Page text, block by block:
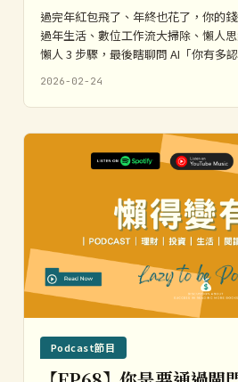
過完年紅包飛了、年終也花了，你的
過年生活、數位工作流大掃除、懶人
懶人 3 步驟，最後瞎聊問 AI「你有多
2026-02-24
Podcast節目